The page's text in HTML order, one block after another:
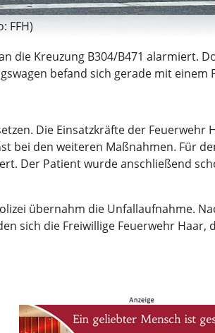
FFH)
die Kreuzung B304/B471 alarmiert.
befand sich gerade mit einem
Die Einsatzkräfte der Feuerwehr
bei den weiteren Maßnahmen. Für
Der Patient wurde anschließend
übernahm die Unfallaufnahme.
sich die Freiwillige Feuerwehr Haar,